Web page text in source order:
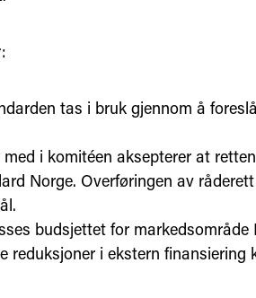
tas i bruk gjennom å
i komitéen aksepterer at
Norge. Overføringen av
budsjettet for markedsområde
reduksjoner i ekstern